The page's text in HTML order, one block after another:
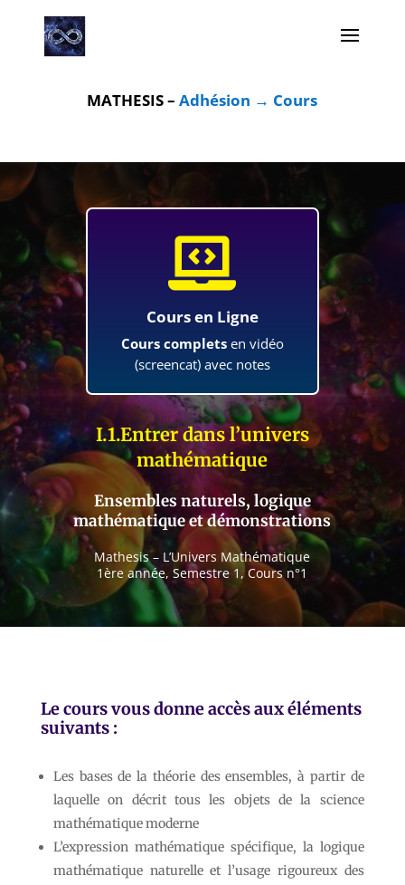
MATHESIS –Adhésion → Cours

Cours en Ligne
Cours completsen vidéo
(screencat) avec notes
I.1.Entrer dans l’univers
mathématique
Ensembles naturels, logique
mathématique et démonstrations
Mathesis – L’Univers Mathématique
1ère année, Semestre 1, Cours n°1
Le cours vous donne accès aux éléments
suivants :
Les bases de la théorie des ensembles, à partir de
laquelle on décrit tous les objets de la science
mathématique moderne
L’expression mathématique spécifique, la logique
mathématique naturelle et l’usage rigoureux des